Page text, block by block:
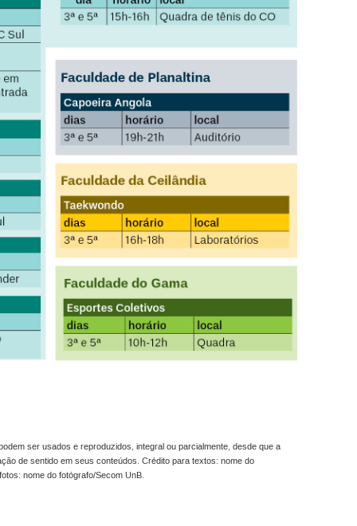
ser usados e reproduzidos, integral ou parcialmente, desde que a
de sentido em seus conteúdos. Crédito para textos: nome do
nome do fotógrafo/Secom UnB.